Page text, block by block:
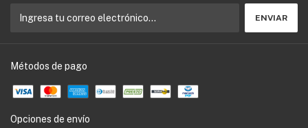
Métodos de pago
Opciones de envío